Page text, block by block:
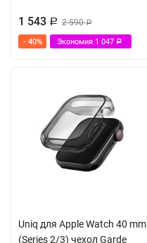
1 543 Р 2 590Р
- 40% Экономия 1 047 Р
Uniq для Apple Watch 40 mm
(Series 2/3) чехол Garde